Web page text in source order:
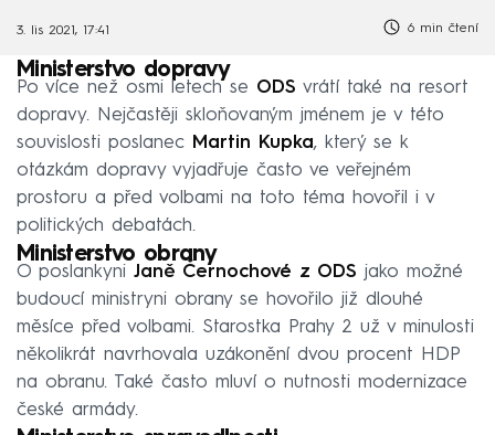
3. lis 2021, 17:41 6 min čtení
Ministerstvo dopravy
Po více než osmi letech se ODS vrátí také na resort
dopravy. Nejčastěji skloňovaným jménem je v této
souvislosti poslanec Martin Kupka, který se k
otázkám dopravy vyjadřuje často ve veřejném
prostoru a před volbami na toto téma hovořil i v
politických debatách.
Ministerstvo obrany
O poslankyni Janě Černochové z ODS jako možné
budoucí ministryni obrany se hovořilo již dlouhé
měsíce před volbami. Starostka Prahy 2 už v minulosti
několikrát navrhovala uzákonění dvou procent HDP
na obranu. Také často mluví o nutnosti modernizace
české armády.